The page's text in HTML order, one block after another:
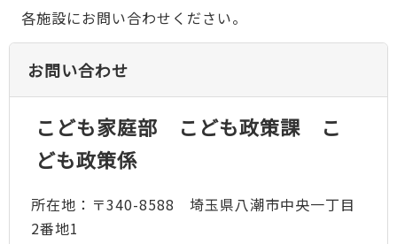
各施設にお問い合わせください。
お問い合わせ
こども家庭部 こども政策課 こ
ども政策係
所在地：〒340-8588 埼玉県八潮市中央一丁目
2番地1